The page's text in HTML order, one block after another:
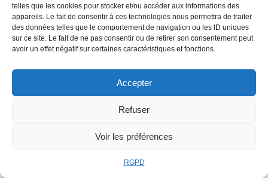
telles que les cookies pour stocker et/ou accéder aux informations des
appareils. Le fait de consentir à ces technologies nous permettra de traiter
des données telles que le comportement de navigation ou les ID uniques
sur ce site. Le fait de ne pas consentir ou de retirer son consentement peut
avoir un effet négatif sur certaines caractéristiques et fonctions.
Accepter
Refuser
Voir les préférences
RGPD
"Merci Pascal, merci à vous pour vos amorces de texte toujours
insolites qui nous font sortir de nous-mêmes des choses auxquelles on
n'aurait jamais pensé tout seuls‌..."
hélas, ni enseignante, ni écrivaine, ni journaliste. Je n'ai pas de
formation littéraire. Quand, parfois, j'ai l'impression que ma vie tourne en
rond, je ressens ce besoin impérieux d'écrire ! Quand j'ai découvert
votre blog, j'ai pu assouvir chaque semaine ce besoin." C E
" Personnellement, je n’écrivais plus. Les enfants, le travail, les emplois
d’autre qu’un journal intime en pointillés. Pendant les vacances,